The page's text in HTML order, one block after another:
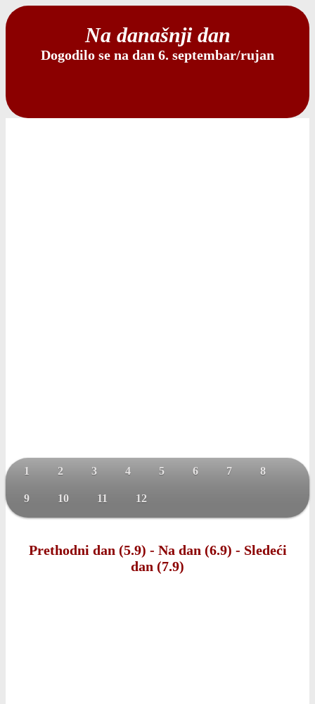
Na današnji dan
Dogodilo se na dan 6. septembar/rujan
1 2 3 4 5 6 7 8
9 10 11 12
Prethodni dan (5.9) - Na dan (6.9) - Sledeći
dan (7.9)